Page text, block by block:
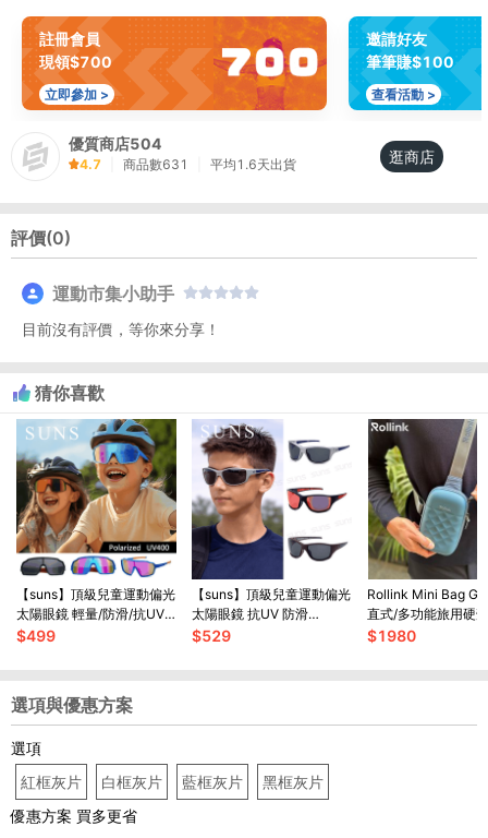
註冊會員
現領$700
立即參加 >
邀請好友
筆筆賺$100
查看活動 >
優質商店504
4.7 商品數631 平均 1.6天出貨 逛商店
評價(0)
運動市集小助手
目前沒有評價，等你來分享！
猜你喜歡
【suns】頂級兒童運動偏光
太陽眼鏡 輕量/防滑/抗UV
N5201
$499
【suns】頂級兒童運動偏光
太陽眼鏡 抗UV 防滑
N325B
$529
Rollink Mini Bag
直式/多功能旅用硬
包
$1980
選項與優惠方案
選項
紅框灰片
白框灰片 藍框灰片
黑框灰片
優惠方案 買多更省